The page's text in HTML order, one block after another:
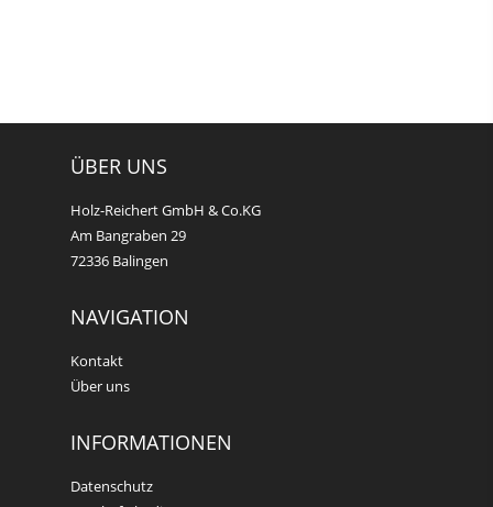
ÜBER UNS
Holz-Reichert GmbH & Co.KG
Am Bangraben 29
72336 Balingen
NAVIGATION
Kontakt
Über uns
INFORMATIONEN
Datenschutz